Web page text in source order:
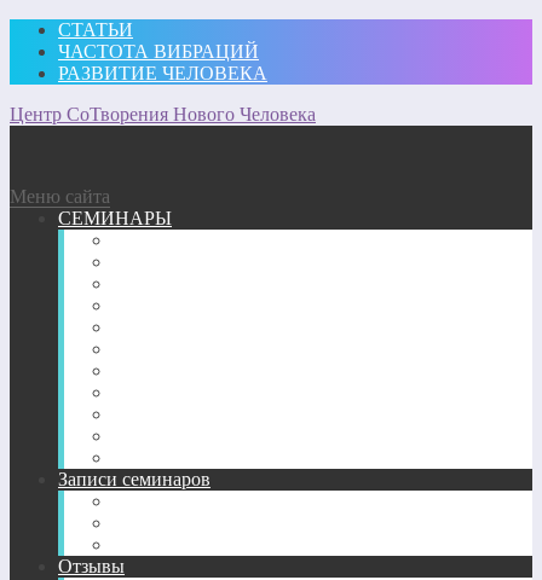
СТАТЬИ
ЧАСТОТА ВИБРАЦИЙ
РАЗВИТИЕ ЧЕЛОВЕКА
Центр СоТворения Нового Человека
Меню сайта
СЕМИНАРЫ
Записи семинаров
Отзывы